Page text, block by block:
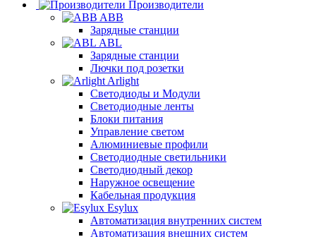
Производители
ABB
Зарядные станции
ABL
Зарядные станции
Лючки под розетки
Arlight
Светодиоды и Модули
Светодиодные ленты
Блоки питания
Управление светом
Алюминиевые профили
Светодиодные светильники
Светодиодный декор
Наружное освещение
Кабельная продукция
Esylux
Автоматизация внутренних систем
Автоматизация внешних систем